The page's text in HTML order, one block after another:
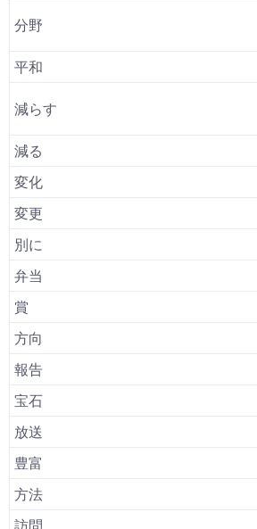
分野
平和
減らす
減る
変化
変更
別に
弁当
賞
方向
報告
宝石
放送
豊富
方法
訪問